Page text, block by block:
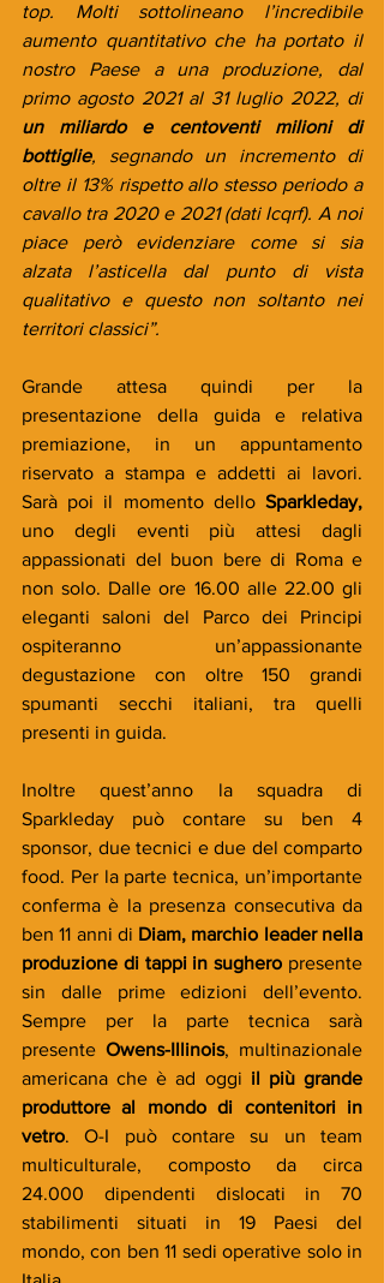
top. Molti sottolineano l’incredibile
aumento quantitativo che ha portato il
nostro Paese a una produzione, dal
primo agosto 2021 al 31 luglio 2022, di
un miliardo e centoventi milioni di
bottiglie, segnando un incremento di
oltre il 13% rispetto allo stesso periodo a
cavallo tra 2020 e 2021 (dati Icqrf). A noi
piace però evidenziare come si sia
alzata l’asticella dal punto di vista
qualitativo e questo non soltanto nei
territori classici”.
Grande attesa quindi per la
presentazione della guida e relativa
premiazione, in un appuntamento
riservato a stampa e addetti ai lavori.
Sarà poi il momento dello
uno degli eventi più attesi dagli
appassionati del buon bere di Roma e
non solo. Dalle ore 16.00 alle 22.00 gli
eleganti saloni del Parco dei Principi
ospiteranno un’appassionante
degustazione con oltre 150 grandi
spumanti secchi italiani, tra quelli
presenti in guida.
Inoltre quest’anno la squadra di
Sparkleday può contare su ben 4
sponsor, due tecnici e due del comparto
food. Per la parte tecnica, un’importante
conferma è la presenza consecutiva da
ben 11 anni di Diam, marchio leader nella
produzione di tappi in sughero presente
sin dalle prime edizioni dell’evento.
Sempre per la parte tecnica sarà
presente Owens-Illinois, multinazionale
americana che è ad oggi il più grande
produttore al mondo di contenitori in
vetro. O-I può contare su un team
multiculturale, composto da circa
24.000 dipendenti dislocati in 70
stabilimenti situati in 19 Paesi del
mondo, con ben 11 sedi operative solo in